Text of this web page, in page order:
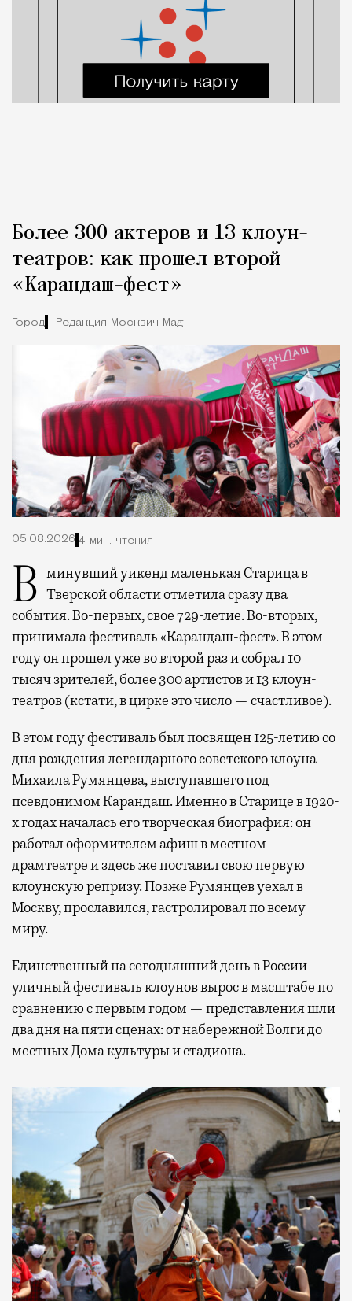
Более 300 актеров и 13 клоун-
театров: как прошел второй
«Карандаш-фест»
Город Редакция Москвич Mag
05.08.2026 4 мин. чтения
В минувший уикенд маленькая Старица в Тверской области отметила сразу два
события. Во-первых, свое 729-летие. Во-вторых,
принимала фестиваль «Карандаш-фест». В этом
году он прошел уже во второй раз и собрал 10
тысяч зрителей, более 300 артистов и 13 клоун-
театров (кстати, в цирке это число — счастливое).
В этом году фестиваль был посвящен 125-летию со
дня рождения легендарного советского клоуна
Михаила Румянцева, выступавшего под
псевдонимом Карандаш. Именно в Старице в 1920-
х годах началась его творческая биография: он
работал оформителем афиш в местном
драмтеатре и здесь же поставил свою первую
клоунскую репризу. Позже Румянцев уехал в
Москву, прославился, гастролировал по всему
миру.
Единственный на сегодняшний день в России
уличный фестиваль клоунов вырос в масштабе по
сравнению с первым годом — представления шли
два дня на пяти сценах: от набережной Волги до
местных Дома культуры и стадиона.